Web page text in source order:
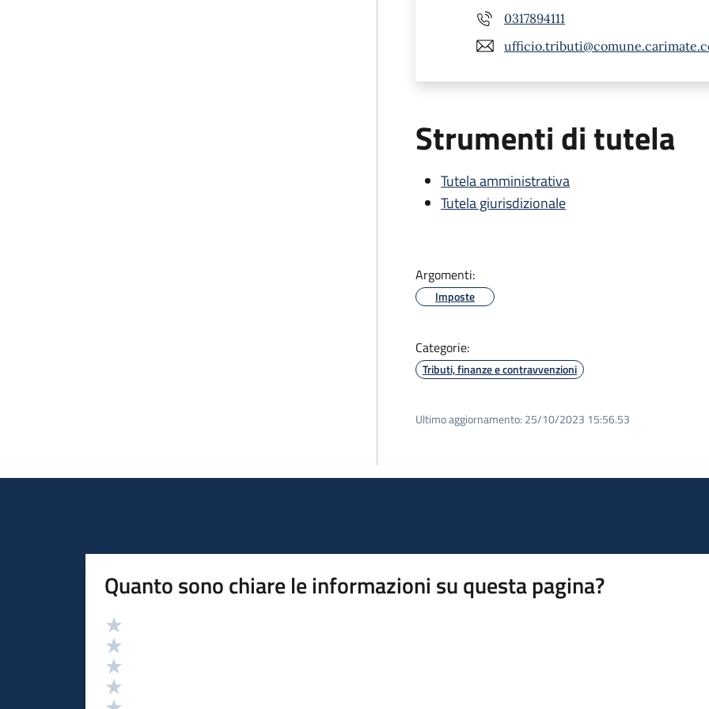
0317894111
Strumenti di tutela
Tutela amministrativa
Tutela giurisdizionale
Argomenti:
Imposte
Categorie:
Tributi, finanze e contravvenzioni
Ultimo aggiornamento: 25/10/2023 15:56.53
Quanto sono chiare le informazioni su questa pagina?
Valutazione